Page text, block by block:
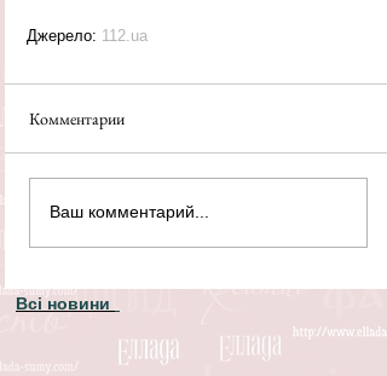
Джерело: 112.ua
Комментарии
Ваш комментарий...
Всі новини